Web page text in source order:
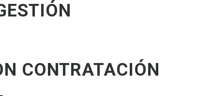
CONTRATACIÓN